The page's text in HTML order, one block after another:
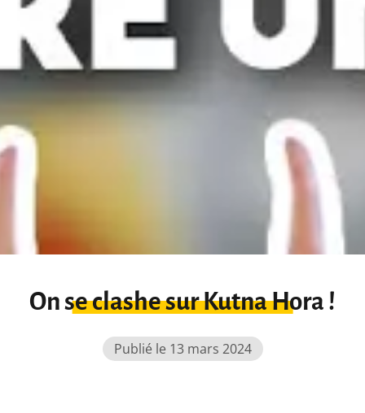
On se clashe sur Kutna Hora !
Publié le 13 mars 2024